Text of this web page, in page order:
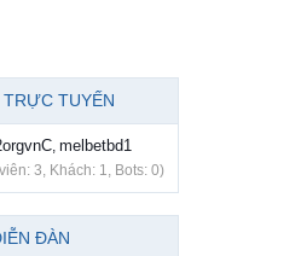
TUYẾN
, melbetbd1
3, Khách: 1, Bots: 0)
ĐÀN